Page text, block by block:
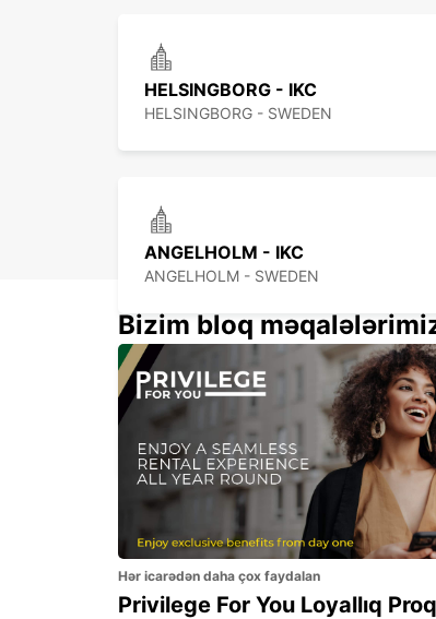
HELSINGBORG - IKC
HELSINGBORG - SWEDEN
ANGELHOLM - IKC
ANGELHOLM - SWEDEN
HERLEV - IKC -
HERLEV - DENMARK
Bizim bloq
Hər icarədən daha çox faydalan
Privilege For You Loyallıq